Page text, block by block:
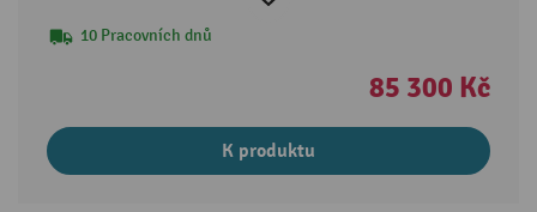
10 Pracovních dnů
85 300 Kč
K produktu